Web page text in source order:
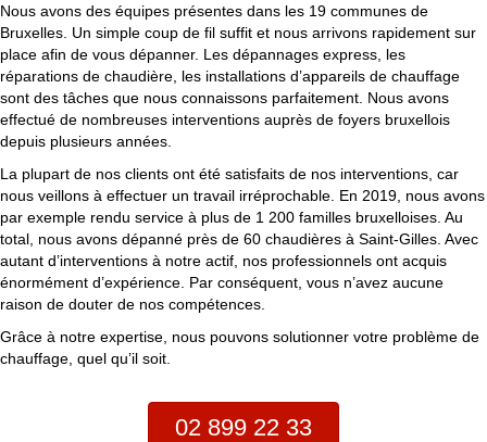
Nous avons des équipes présentes dans les 19 communes de
Bruxelles. Un simple coup de fil suffit et nous arrivons rapidement sur
place afin de vous dépanner. Les dépannages express, les
réparations de chaudière, les installations d’appareils de chauffage
sont des tâches que nous connaissons parfaitement. Nous avons
effectué de nombreuses interventions auprès de foyers bruxellois
depuis plusieurs années.
La plupart de nos clients ont été satisfaits de nos interventions, car
nous veillons à effectuer un travail irréprochable. En 2019, nous avons
par exemple rendu service à plus de 1 200 familles bruxelloises. Au
total, nous avons dépanné près de 60 chaudières à Saint-Gilles. Avec
autant d’interventions à notre actif, nos professionnels ont acquis
énormément d’expérience. Par conséquent, vous n’avez aucune
raison de douter de nos compétences.
Grâce à notre expertise, nous pouvons solutionner votre problème de
chauffage, quel qu’il soit.
02 899 22 33